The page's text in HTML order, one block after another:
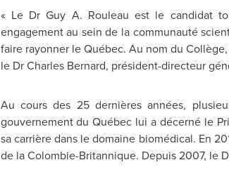
« Le DrGuy A. Rouleau est le candidat
engagement au sein de la communauté
faire rayonner le Québec. Au nom du
le DrCharles Bernard, président-directeur
Au cours des 25 dernières années,
gouvernement du Québec lui a décerné le
sa carrière dans le domaine biomédical. En
de la Colombie-Britannique. Depuis 2007, le